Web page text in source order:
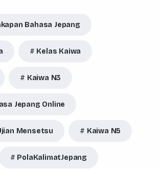
Bahasa Jepang
Kelas Kaiwa
Kaiwa N3
Jepang Online
Mensetsu Kaiwa N5
PolaKalimatJepang